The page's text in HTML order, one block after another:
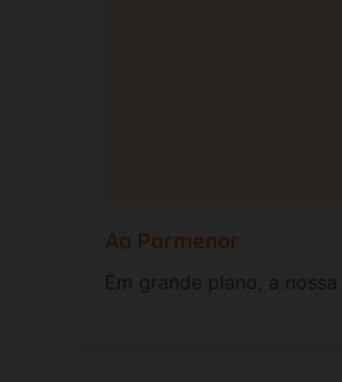
Ao Pormenor
Em grande plano, a